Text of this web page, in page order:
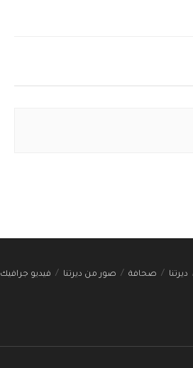
ديرتنا صحافة صور من ديرتنا فيديو جرافيك